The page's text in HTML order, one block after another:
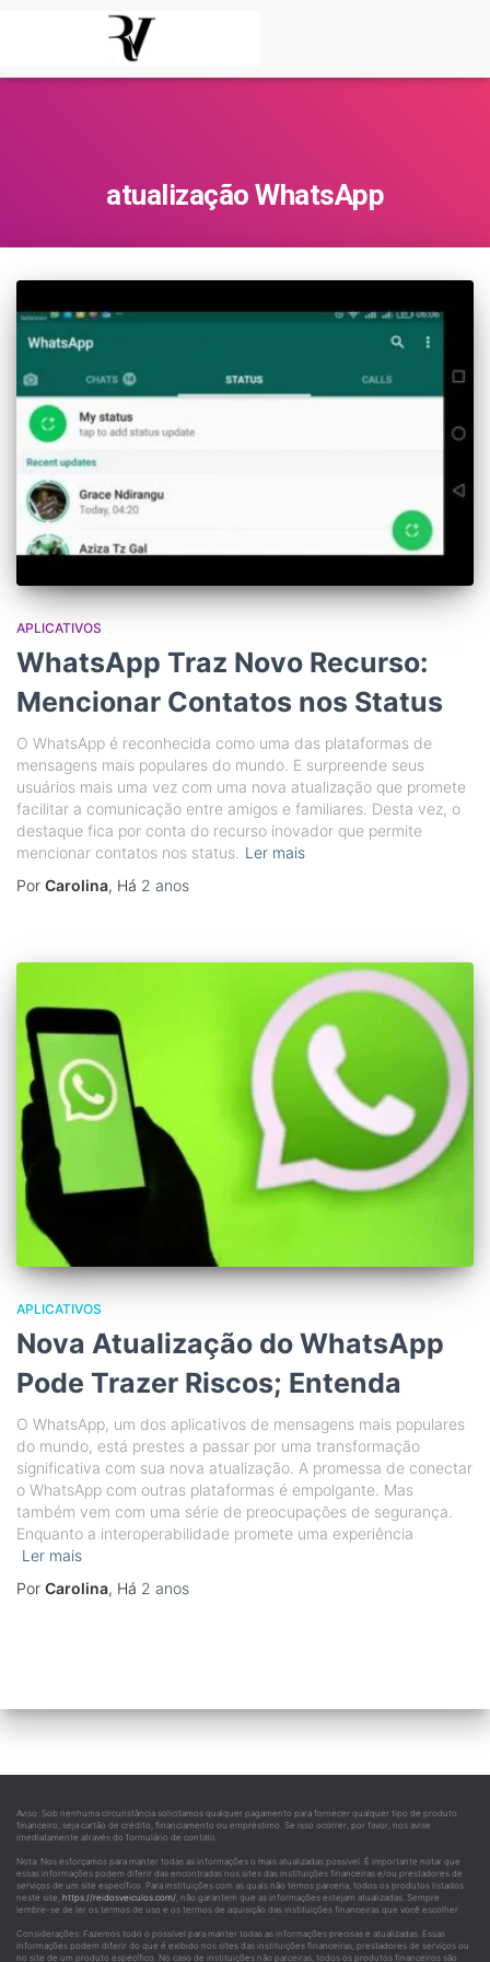
atualização WhatsApp
APLICATIVOS
WhatsApp Traz Novo Recurso:
Mencionar Contatos nos Status
O WhatsApp é reconhecida como uma das plataformas de
mensagens mais populares do mundo. E surpreende seus
usuários mais uma vez com uma nova atualização que promete
facilitar a comunicação entre amigos e familiares. Desta vez, o
destaque fica por conta do recurso inovador que permite
mencionar contatos nos status. Ler mais
Por Carolina, Há 2 anos
APLICATIVOS
Nova Atualização do WhatsApp
Pode Trazer Riscos; Entenda
O WhatsApp, um dos aplicativos de mensagens mais populares
do mundo, está prestes a passar por uma transformação
significativa com sua nova atualização. A promessa de conectar
o WhatsApp com outras plataformas é empolgante. Mas
também vem com uma série de preocupações de segurança.
Enquanto a interoperabilidade promete uma experiência
Ler mais
Por Carolina, Há 2 anos
Aviso: Sob nenhuma circunstância solicitamos qualquer pagamento para fornecer qualquer tipo de produto
financeiro, seja cartão de crédito, financiamento ou empréstimo. Se isso ocorrer, por favor, nos avise
imediatamente através do formulário de contato.
Nota: Nos esforçamos para manter todas as informações o mais atualizadas possível. É importante notar que
essas informações podem diferir das encontradas nos sites das instituições financeiras e/ou prestadores de
serviços de um site específico. Para instituições com as quais não temos parceria, todos os produtos listados
neste site, https://reidosveiculos.com/, não garantem que as informações estejam atualizadas. Sempre
lembre-se de ler os termos de uso e os termos de aquisição das instituições financeiras que você escolher.
Considerações: Fazemos todo o possível para manter todas as informações precisas e atualizadas. Essas
informações podem diferir do que é exibido nos sites das instituições financeiras, prestadores de serviços ou
no site de um produto específico. No caso de instituições não parceiras, todos os produtos financeiros são